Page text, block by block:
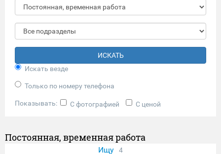
ИСКАТЬ
Искать везде
Только по номеру телефона
Показывать: С фотографией С ценой
Постоянная, временная работа
Ищу 4